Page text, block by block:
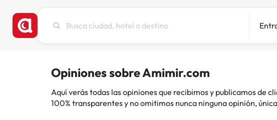
ciudad,
Opiniones sobre Amimir.com
Aquí verás todas las opiniones que recibimos y publicamos de
100% transparentes y no omitimos nunca ninguna opinión,